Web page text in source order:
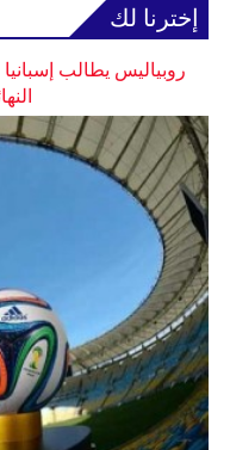
إخترنا لك
روبياليس يطالب